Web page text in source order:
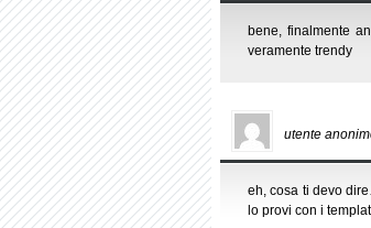
bene, finalmente
veramente trendy
utente
eh, cosa ti devo
lo provi con i